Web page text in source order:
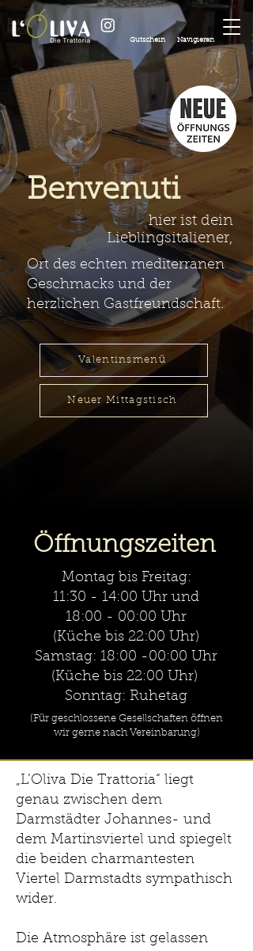
Gutschein Navigieren
Benvenuti
hier ist dein
Lieblingsitaliener,
Ort des echten mediterranen
Geschmacks und der
herzlichen Gastfreundschaft.
Valentinsmenü
Neuer Mittagstisch
Öffnungszeiten
Montag bis Freitag:
11:30 - 14:00 Uhr und
18:00 - 00:00 Uhr
(Küche bis 22:00 Uhr)
Samstag: 18:00 -00:00 Uhr
(Küche bis 22:00 Uhr)
Sonntag: Ruhetag
(Für geschlossene Gesellschaften öffnen
wir gerne nach Vereinbarung)
„L’Oliva Die Trattoria“ liegt
genau zwischen dem
Darmstädter Johannes- und
dem Martinsviertel und spiegelt
die beiden charmantesten
Viertel Darmstadts sympathisch
wider.
Die Atmosphäre ist gelassen